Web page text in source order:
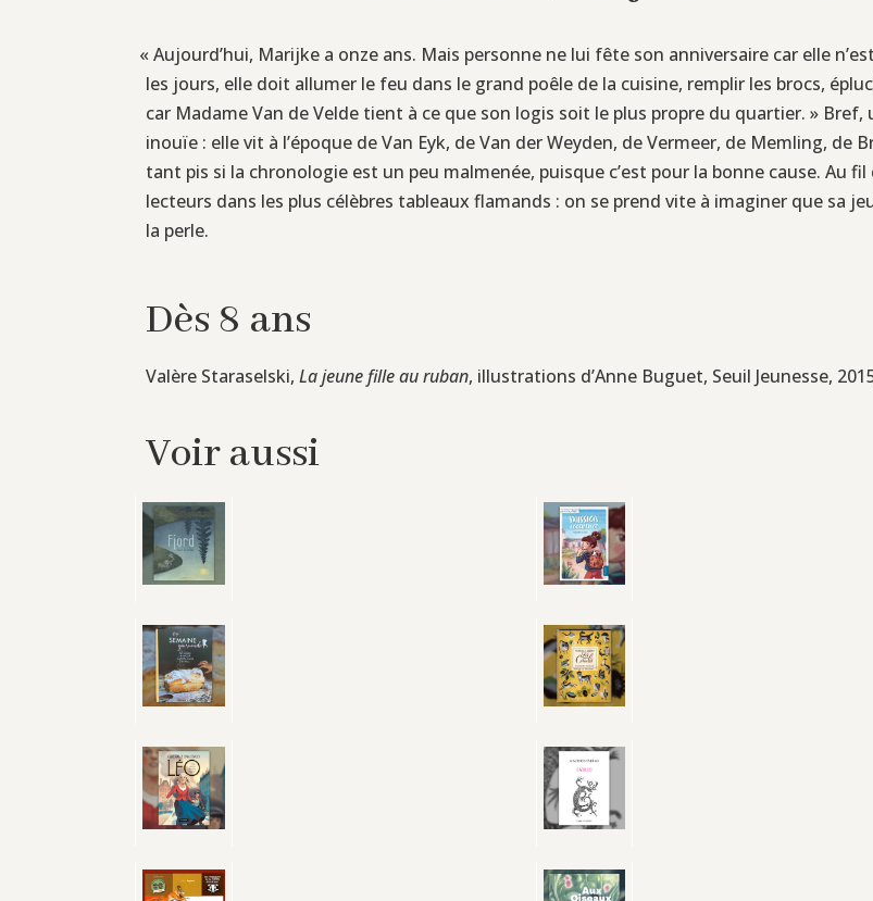
« Aujourd’hui, Marijke a onze ans. Mais personne ne lui fête son anniversaire car elle
les jours, elle doit allumer le feu dans le grand poêle de la cuisine, remplir les brocs,
car Madame Van de Velde tient à ce que son logis soit le plus propre du quartier. »
inouïe : elle vit à l’époque de Van Eyk, de Van der Weyden, de Vermeer, de Memling,
tant pis si la chronologie est un peu malmenée, puisque c’est pour la bonne cause. Au
lecteurs dans les plus célèbres tableaux flamands : on se prend vite à imaginer que sa
la perle.
Dès 8 ans
Valère Staraselski,La jeune fille au ruban, illustrations d’Anne Buguet, Seuil Jeunesse,
Voir aussi